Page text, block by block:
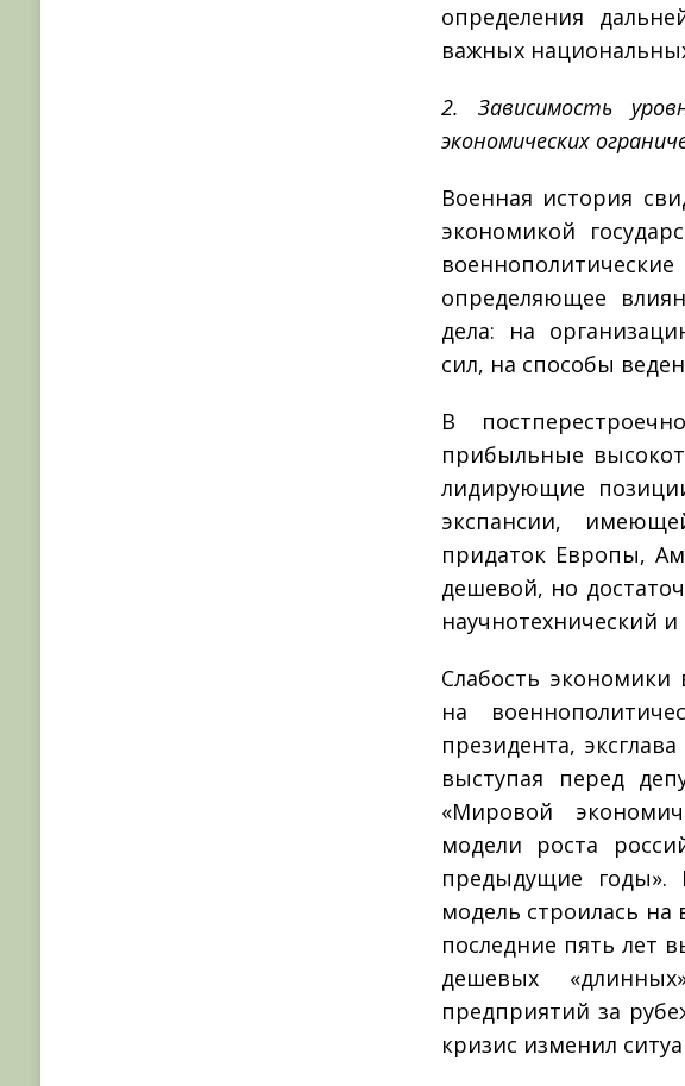
определения
важных
2. Зависимость
экономических
Военная история
экономикой
определяющее
дела: на
сил, на способы
В
прибыльные
лидирующие
экспансии,
придаток Европы,
дешевой, но
научно­технический
Слабость экономики
на
президента,
выступая перед
«Мировой
модели роста
предыдущие годы».
модель строилась на
последние пять лет
дешевых
предприятий за
кризис изменил